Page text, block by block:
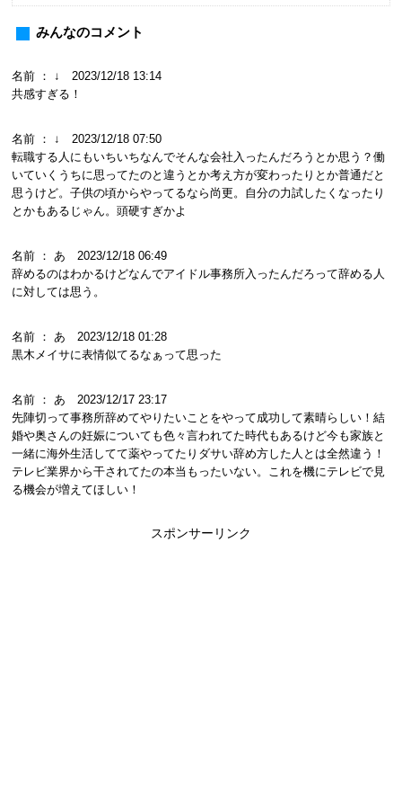
みんなのコメント
名前 ： ↓ 2023/12/18 13:14
共感すぎる！
名前 ： ↓ 2023/12/18 07:50
転職する人にもいちいちなんでそんな会社入ったんだろうとか思う？働
いていくうちに思ってたのと違うとか考え方が変わったりとか普通だと
思うけど。子供の頃からやってるなら尚更。自分の力試したくなったり
とかもあるじゃん。頭硬すぎかよ
名前 ： あ 2023/12/18 06:49
辞めるのはわかるけどなんでアイドル事務所入ったんだろって辞める人
に対しては思う。
名前 ： あ 2023/12/18 01:28
黒木メイサに表情似てるなぁって思った
名前 ： あ 2023/12/17 23:17
先陣切って事務所辞めてやりたいことをやって成功して素晴らしい！結
婚や奥さんの妊娠についても色々言われてた時代もあるけど今も家族と
一緒に海外生活してて薬やってたりダサい辞め方した人とは全然違う！
テレビ業界から干されてたの本当もったいない。これを機にテレビで見
る機会が増えてほしい！
スポンサーリンク